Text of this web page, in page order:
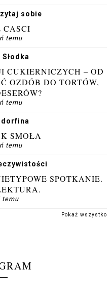
sobie
CASCI
temu
Słodka
CUKIERNICZYCH – OD
OZDÓB DO TORTÓW,
temu
SMOŁA
temu
SPOTKANIE.
temu
Pokaż wszystko